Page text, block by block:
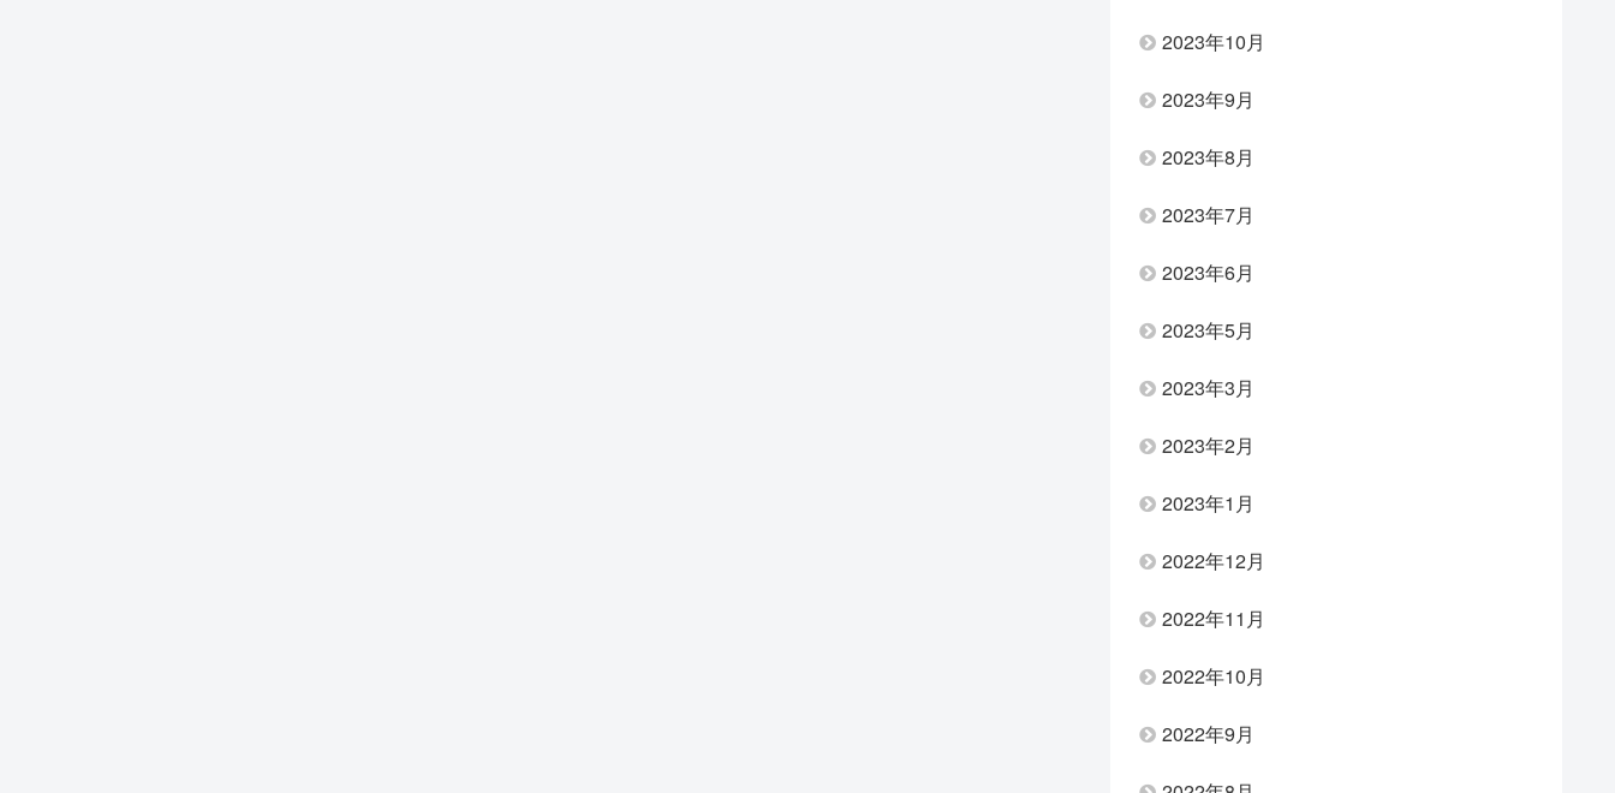
2023年10月
2023年9月
2023年8月
2023年7月
2023年6月
2023年5月
2023年3月
2023年2月
2023年1月
2022年12月
2022年11月
2022年10月
2022年9月